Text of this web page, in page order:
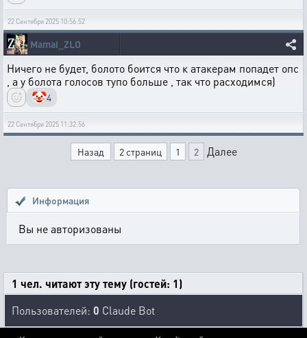
22 Сентября 2025 10:56:52
Mamai_ZLO
Ничего не будет, болото боится что к атакерам попадет опс
, а у болота голосов тупо больше , так что расходимся)
🤡4
22 Сентября 2025 11:32:56
Назад 2 страниц 1 2 Далее
Информация
Вы не авторизованы
1 чел. читают эту тему (гостей: 1)
Пользователей: 0 Claude Bot